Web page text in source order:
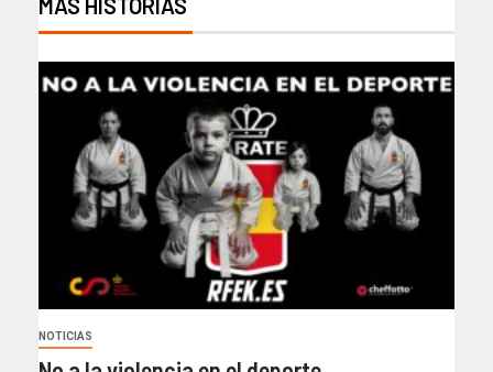
MÁS HISTORIAS
NOTICIAS